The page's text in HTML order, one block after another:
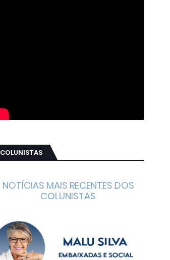
COLUNISTAS
NOTÍCIAS MAIS RECENTES DOS
COLUNISTAS